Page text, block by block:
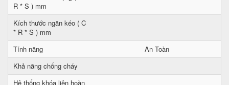
R * S ) mm
Kích thước ngăn kéo ( C
* R * S ) mm
Tính năng
An Toàn
Khả năng chống cháy
Hệ thống khóa liên hoàn